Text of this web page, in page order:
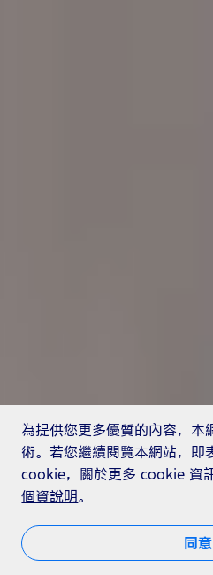
為提供您更多優質的內容，
術。若您繼續閱覽本網站，即
cookie，關於更多 cookie 資
個資說明。
同意